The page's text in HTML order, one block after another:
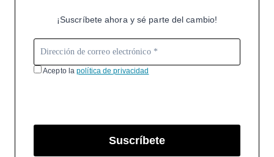
¡Suscríbete ahora y sé parte del cambio!
Acepto lapolítica de privacidad
Suscríbete